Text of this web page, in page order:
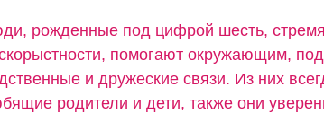
рожденные под цифрой шесть,
помогают окружающим,
и дружеские связи. Из них
родители и дети, также они